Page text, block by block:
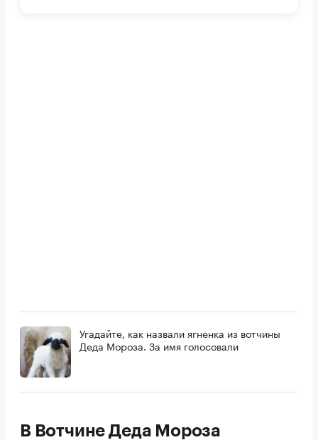
Угадайте, как назвали ягненка из вотчины
Деда Мороза. За имя голосовали
В Вотчине Деда Мороза